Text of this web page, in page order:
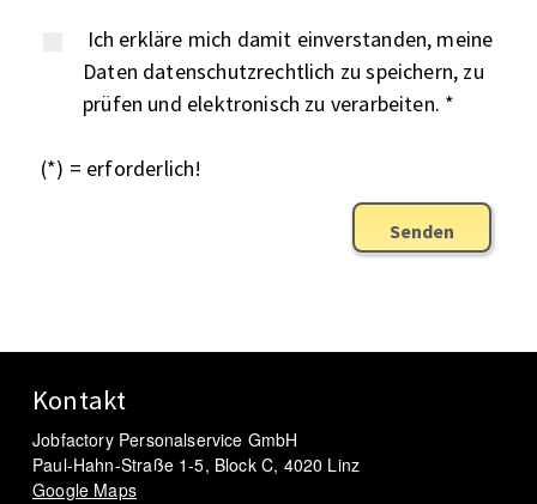
Ich erkläre mich damit einverstanden, meine
Daten datenschutzrechtlich zu speichern, zu
prüfen und elektronisch zu verarbeiten. *
(*) = erforderlich!
Senden
Kontakt
Jobfactory Personalservice GmbH
Paul-Hahn-Straße 1-5, Block C, 4020 Linz
Google Maps